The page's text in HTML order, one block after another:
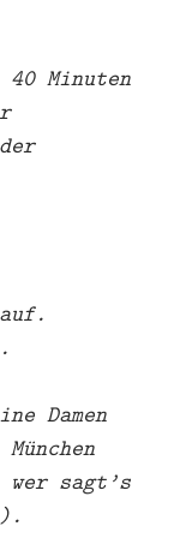
Minuten
Damen
sagt’s